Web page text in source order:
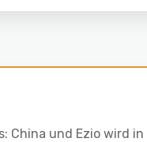
China und Ezio wird in